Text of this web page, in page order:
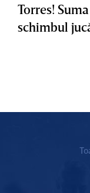
Torres!
schimbul